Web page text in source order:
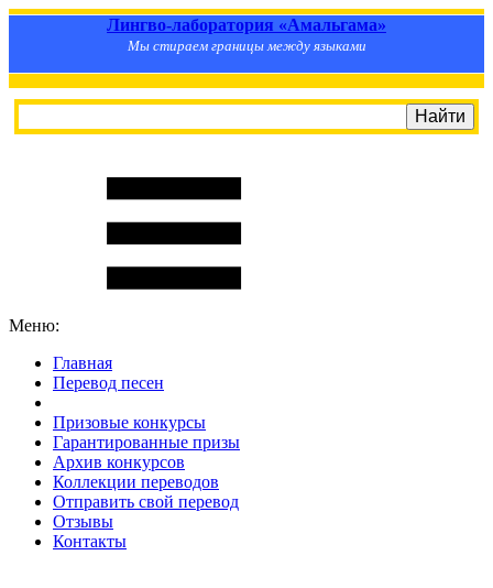
Лингво-лаборатория «Амальгама»
Мы стираем границы между языками
Меню:
Главная
Перевод песен
Призовые конкурсы
Гарантированные призы
Архив конкурсов
Коллекции переводов
Отправить свой перевод
Отзывы
Контакты